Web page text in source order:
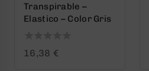
Transpirable –
Elastico – Color Gris
016,38 €